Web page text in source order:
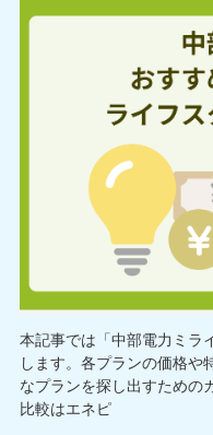
本記事では「中部電力ミラ
します。各プランの価格や
なプランを探し出すための
比較はエネピ